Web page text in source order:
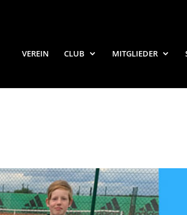
VEREIN CLUB MITGLIEDER